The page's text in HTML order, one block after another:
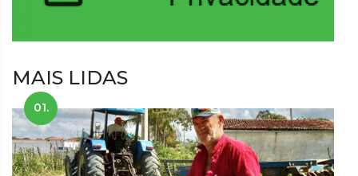
MAIS LIDAS
01.